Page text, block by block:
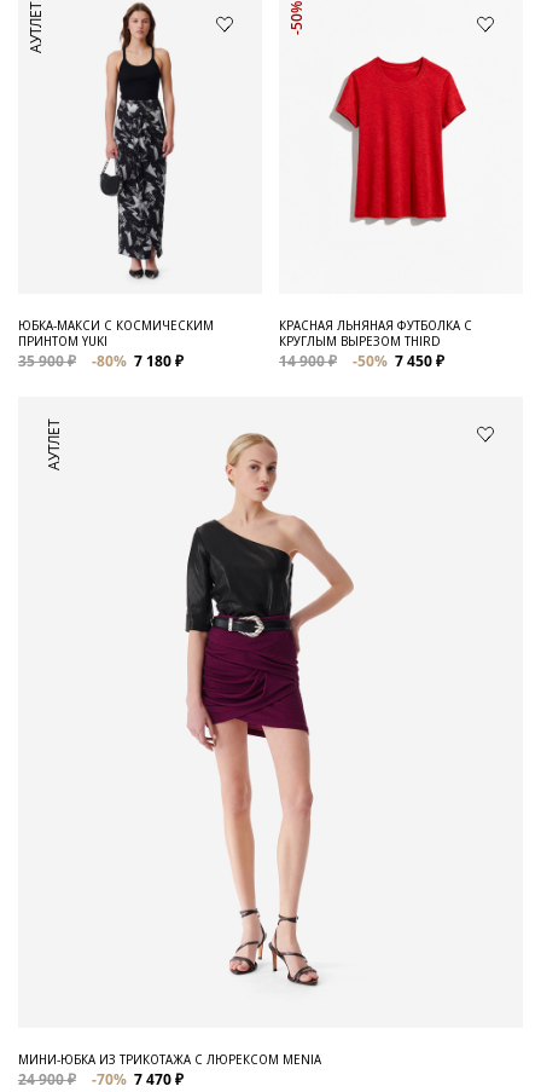
АУТЛЕТ
ЮБКА-МАКСИ С КОСМИЧЕСКИМ
ПРИНТОМ YUKI
35 900 ₽ -80% 7 180 ₽
-50%
КРАСНАЯ ЛЬНЯНАЯ ФУТБОЛКА С
КРУГЛЫМ ВЫРЕЗОМ THIRD
14 900 ₽ -50% 7 450 ₽
АУТЛЕТ
МИНИ-ЮБКА ИЗ ТРИКОТАЖА С ЛЮРЕКСОМ MENIA
24 900 ₽ -70% 7 470 ₽